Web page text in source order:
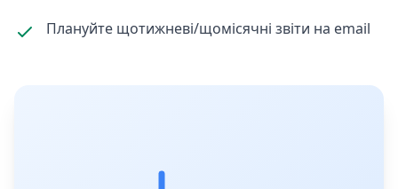
Плануйте щотижневі/щомісячні звіти на email